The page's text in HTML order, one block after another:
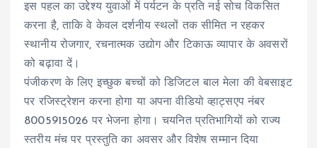
इस पहल का उद्देश्य युवाओं में पर्यटन के प्रति नई सोच विकसित
करना है, ताकि वे केवल दर्शनीय स्थलों तक सीमित न रहकर
स्थानीय रोजगार, रचनात्मक उद्योग और टिकाऊ व्यापार के अवसरों
को बढ़ावा दें।
पंजीकरण के लिए इच्छुक बच्चों को डिजिटल बाल मेला की वेबसाइट
पर रजिस्ट्रेशन करना होगा या अपना वीडियो व्हाट्सएप नंबर
8005915026 पर भेजना होगा। चयनित प्रतिभागियों को राज्य
स्तरीय मंच पर प्रस्तुति का अवसर और विशेष सम्मान दिया